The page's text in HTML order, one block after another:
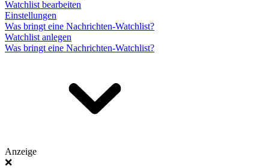
Watchlist bearbeiten
Einstellungen
Was bringt eine Nachrichten-Watchlist?
Watchlist anlegen
Was bringt eine Nachrichten-Watchlist?
Anzeige
❌